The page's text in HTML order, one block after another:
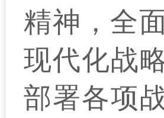
精神，全
现代化战
部署各项